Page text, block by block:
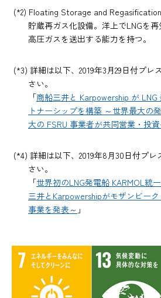
(*2) Floating Storage and
貯蔵再ガス化設備。洋上でLNGを
高圧ガスを送出する能力を持つ。
(*3) 詳細は以下、2019年3月29日付プレ
さい。
「商船三井と Karpowership が
トナーシップを構築 ～世界最大の
大の FSRU 事業者が共同営業・投資
(*4) 詳細は以下、2019年8月30日付プ
さい。
「世界初のLNG発電船 KARMOL統
三井とKarpowershipがモザンビー
事業を発表～ 」